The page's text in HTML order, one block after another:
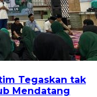
Tegaskan tak
Mendatang